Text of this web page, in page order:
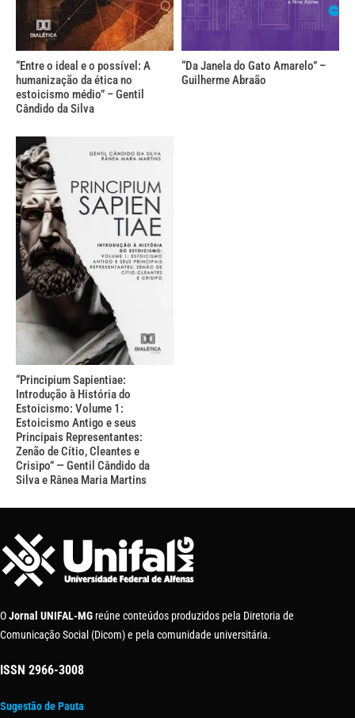
“Entre o ideal e o possível: A
humanização da ética no
estoicismo médio” – Gentil
Cândido da Silva
“Da Janela do Gato Amarelo” –
Guilherme Abraão
“Principium Sapientiae:
Introdução à História do
Estoicismo: Volume 1:
Estoicismo Antigo e seus
Principais Representantes:
Zenão de Cítio, Cleantes e
Crisipo” — Gentil Cândido da
Silva e Rânea Maria Martins
OJornal UNIFAL-MG reúne conteúdos produzidos pela Diretoria de
Comunicação Social (Dicom) e pela comunidade universitária.
ISSN 2966-3008
Sugestão de Pauta